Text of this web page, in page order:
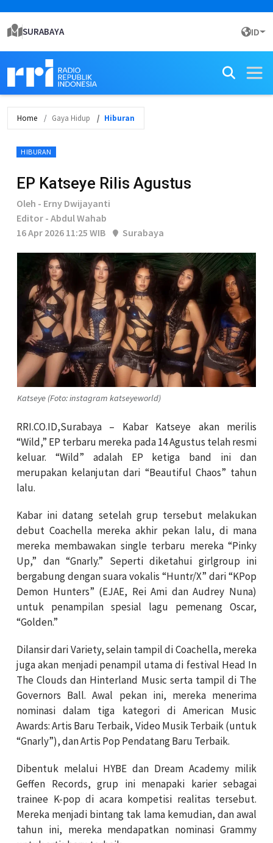
SURABAYA ID
Home Gaya Hidup Hiburan
HIBURAN
EP Katseye Rilis Agustus
Oleh - Erny Dwijayanti
Editor - Abdul Wahab
16 Apr 2026 11:25 WIB
Surabaya
Katseye (Foto: instagram katseyeworld)
RRI.CO.ID,Surabaya – Kabar Katseye akan merilis
“Wild,” EP terbaru mereka pada 14 Agustus telah resmi
keluar. “Wild” adalah EP ketiga band ini dan
merupakan kelanjutan dari “Beautiful Chaos” tahun
lalu.
Kabar ini datang setelah grup tersebut melakukan
debut Coachella mereka akhir pekan lalu, di mana
mereka membawakan single terbaru mereka “Pinky
Up,” dan “Gnarly.” Seperti diketahui girlgroup ini
bergabung dengan suara vokalis “Huntr/X” dari “KPop
Demon Hunters” (EJAE, Rei Ami dan Audrey Nuna)
untuk penampilan spesial lagu pemenang Oscar,
“Golden.”
Dilansir dari Variety, selain tampil di Coachella, mereka
juga akan menjadi penampil utama di festival Head In
The Clouds dan Hinterland Music serta tampil di The
Governors Ball. Awal pekan ini, mereka menerima
nominasi dalam tiga kategori di American Music
Awards: Artis Baru Terbaik, Video Musik Terbaik (untuk
“Gnarly”), dan Artis Pop Pendatang Baru Terbaik.
Dibentuk melalui HYBE dan Dream Academy milik
Geffen Records, grup ini menapaki karier sebagai
trainee K-pop di acara kompetisi realitas tersebut.
Mereka menjadi bintang tak lama kemudian, dan awal
tahun ini, mereka mendapatkan nominasi Grammy